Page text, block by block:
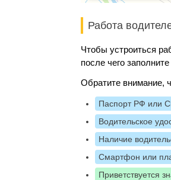
Работа
Чтобы устроиться
после чего
Обратите внимание,
Паспорт РФ или
Водительское
Наличие
Смартфон или
Приветствуется